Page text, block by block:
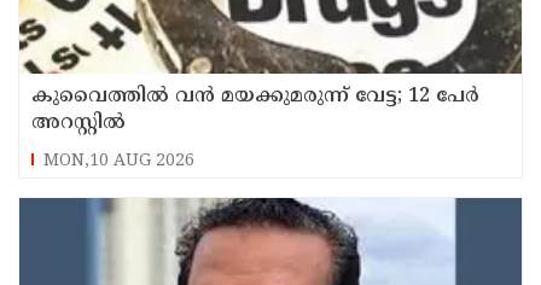
കുവൈത്തില്‍ വന്‍ മയക്കുമരുന്ന് വേട്ട; 12 പേര്‍
അറസ്റ്റില്‍
MON,10 AUG 2026